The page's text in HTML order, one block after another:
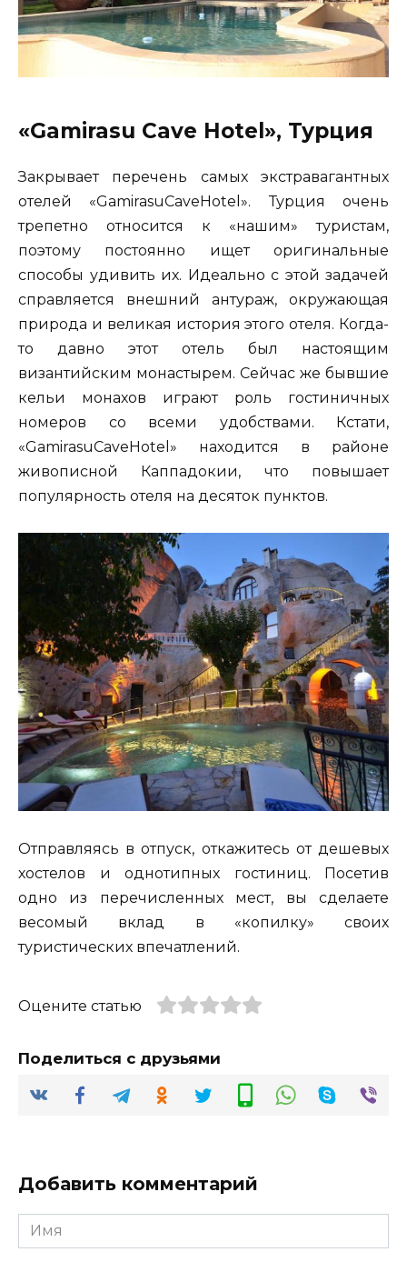
«Gamirasu Cave Hotel», Турция
Закрывает перечень самых экстравагантных
отелей «GamirasuCaveHotel». Турция очень
трепетно относится к «нашим» туристам,
поэтому постоянно ищет оригинальные
способы удивить их. Идеально с этой задачей
справляется внешний антураж, окружающая
природа и великая история этого отеля. Когда-
то давно этот отель был настоящим
византийским монастырем. Сейчас же бывшие
кельи монахов играют роль гостиничных
номеров со всеми удобствами. Кстати,
«GamirasuCaveHotel» находится в районе
живописной Каппадокии, что повышает
популярность отеля на десяток пунктов.
Отправляясь в отпуск, откажитесь от дешевых
хостелов и однотипных гостиниц. Посетив
одно из перечисленных мест, вы сделаете
весомый вклад в «копилку» своих
туристических впечатлений.
Оцените статью
Поделиться с друзьями
Добавить комментарий
Имя
*